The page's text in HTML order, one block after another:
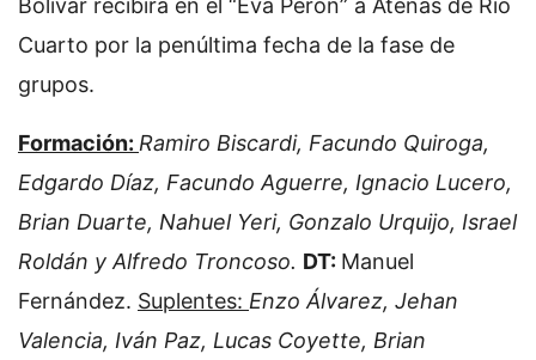
Bolívar recibirá en el “Eva Perón” a Atenas de Río
Cuarto por la penúltima fecha de la fase de
grupos.
Formación: Ramiro Biscardi, Facundo Quiroga,
Edgardo Díaz, Facundo Aguerre, Ignacio Lucero,
Brian Duarte, Nahuel Yeri, Gonzalo Urquijo, Israel
Roldán y Alfredo Troncoso. DT: Manuel
Fernández. Suplentes: Enzo Álvarez, Jehan
Valencia, Iván Paz, Lucas Coyette, Brian